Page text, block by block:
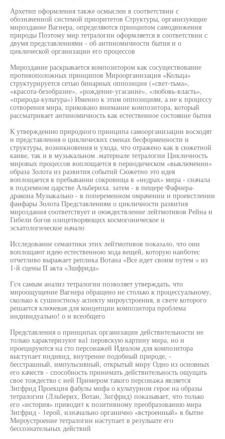
Архетип оформления также осмыслен в соответствии с
обозначенной системой приоритетов Структуры, организующие
мироздание Вагнера, определяются принципом самодвижения
природы Поэтому мир тетралогии оформляется в соответствии с
двумя представлениями - об антиномичности бытия и о
циклической организации его процессов
Мироздание раскрывается композитором как сосуществование
противоположных принципов Мироорганизация «Кольца»
структурируется сетью бинарных оппозиции («свет-тьма»,
«красота-безобразие», «рождение-угасание», «любовь-власть»,
«природа-культура») Именно к этим оппозициям, а не к процессу
сотворения мира, приковано внимание композитора, который
рассматривает антиномичность как естественное состояние бытия
К утверждению природного принципа самоорганизации восходят
и представления о циклических сменах бесформенности и
структуры, возникновения и ухода, что отражено как в сюжетной
канве, так и в музыкальном .материале тетралогии Цикличность
мировых процессов воплощается в периодическом «выключении»
образа Золота из развития событий Сюжетно это идея
воплощается в пребывании сокровища в «недрах» мира - сначала
в подземном царстве Альбериха. затем - в пещере Фафнера-
дракона Музыкально - в попеременном омрачении и проевстлении
фанфары Золота Представлениям о цикличности развития
мироздания соответствует и оюждествление лейтмотивов Рейна и
Гибели богов олицетворяющих космогоническое и
эсхатологическое начало
Исследование семантики этих лейтмотивов показало, что они
воплощают идею естественною хода вещей, которую наиботес
отчетливо выражает реплика Вотана «Все идет своим путем » из
1-й сцены II акта «Зшфрида»
Гсч самым анализ тетралогии позволяет утверждать, что
мироощущение Вагнера обращено не столько к процессуальному,
сколько к сушностноьу аспекту мироустроения, в свете которого
решается ключевая для концепции композитора проблема
индивидуально! о и всеобщего
Представления о принципах организации действительности не
только характеризуют ва1 перовскую картину мира, но и
проецируются на сто персонажей Идеалом для композитора
выступает индивид, внутренне подобный природе, -
бесстрашный, импульсивный, открытый миру Одно из основных
его качеств - способность принимать действительность ощущать
свое тождество с ней Примером такого персонажа является
Зигфрид Проекция фабулы мифа о культурном герое на образы
тетралогии (Лльберих, Вотан, Зигфрид) показывает, что только
его «история» приводит к позитивному преобразованию мира
Зигфрид - 1ерой, изначально органично «встроенный» в бытие
Мироустроение тетралогии наступает в резулыате его
бессознательных действий